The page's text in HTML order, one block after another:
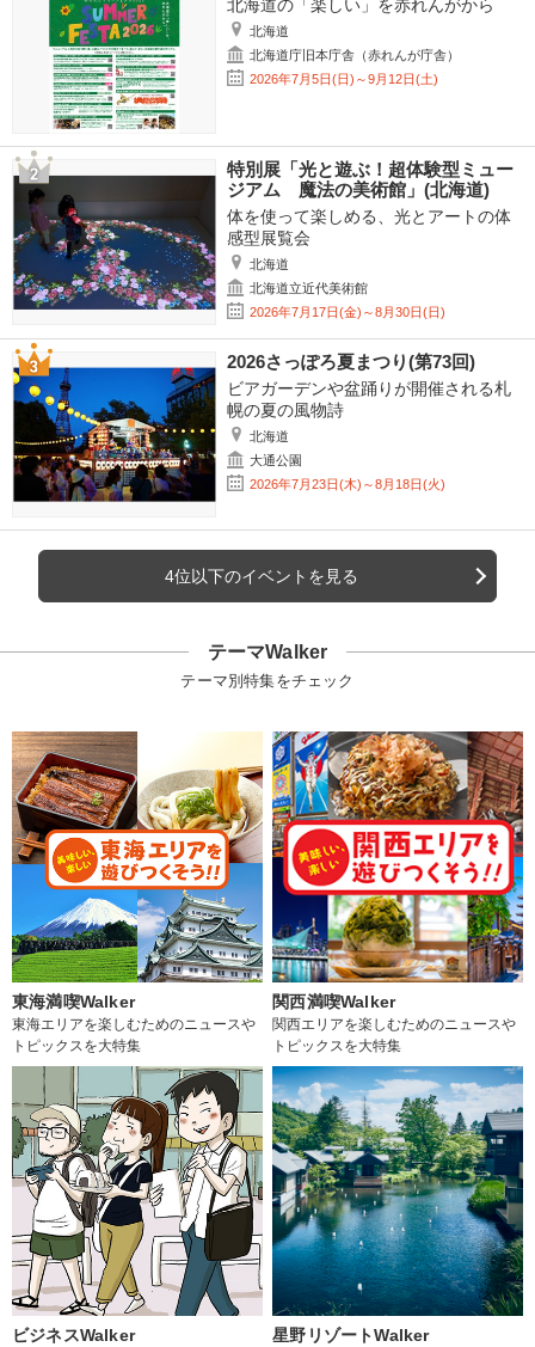
北海道の「楽しい」を赤れんがから
北海道
北海道庁旧本庁舎（赤れんが庁舎）
2026年7月5日(日)～9月12日(土)
特別展「光と遊ぶ！超体験型ミュー
ジアム 魔法の美術館」(北海道)
体を使って楽しめる、光とアートの体
感型展覧会
北海道
北海道立近代美術館
2026年7月17日(金)～8月30日(日)
2026さっぽろ夏まつり(第73回)
ビアガーデンや盆踊りが開催される札
幌の夏の風物詩
北海道
大通公園
2026年7月23日(木)～8月18日(火)
4位以下のイベントを見る
テーマWalker
テーマ別特集をチェック
東海満喫Walker
東海エリアを楽しむためのニュースや
トピックスを大特集
関西満喫Walker
関西エリアを楽しむためのニュースや
トピックスを大特集
ビジネスWalker 星野リゾートWalker